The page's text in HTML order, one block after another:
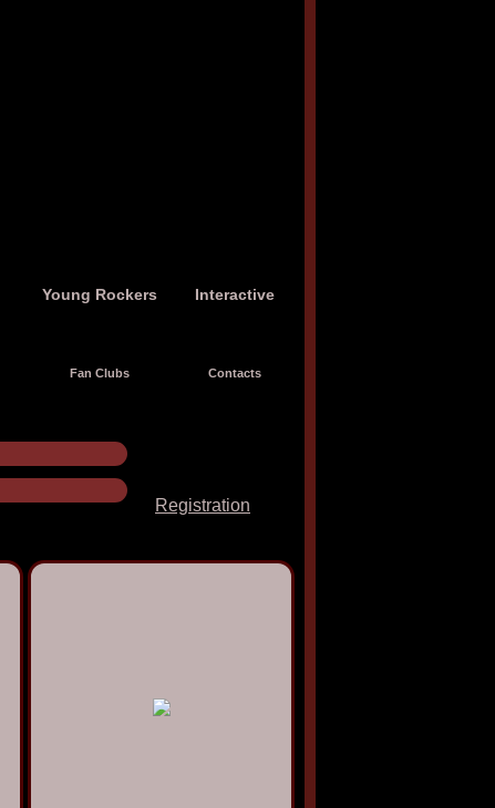
Young Rockers Interactive
Fan Clubs Contacts
Registration